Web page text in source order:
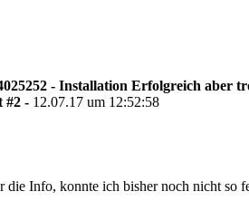
- Installation Erfolgreich aber
#2 - 12.07.17 um 12:52:58
die Info, konnte ich bisher noch nicht so